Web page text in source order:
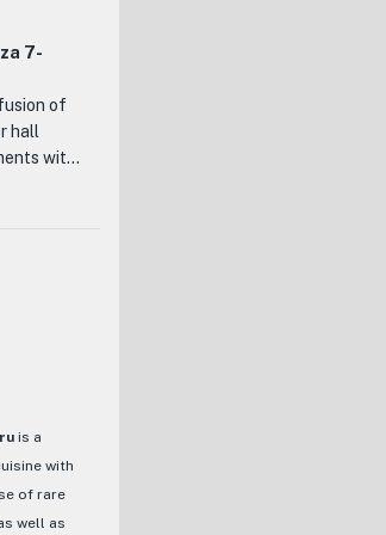
할 요리
똑같이
운 냄비
크를 선
.
을 것입
7-
of
hall
with
is a
steaks
craft
or simply
Ginza
is a
with
of rare
well as